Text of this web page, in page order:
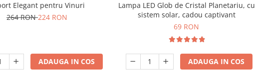
Elegant pentru Vinuri
264 RON224 RON
ADAUGA IN COS
Lampa LED Glob de Cristal Planetariu, cu
sistem solar, cadou captivant
69 RON
ADAUGA IN COS